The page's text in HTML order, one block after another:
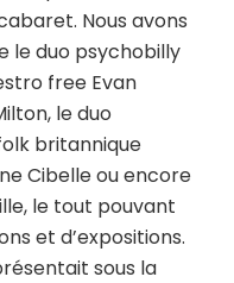
Nous avons
le duo psychobilly
free Evan
le duo
britannique
Cibelle ou encore
le tout pouvant
et d’expositions.
sous la